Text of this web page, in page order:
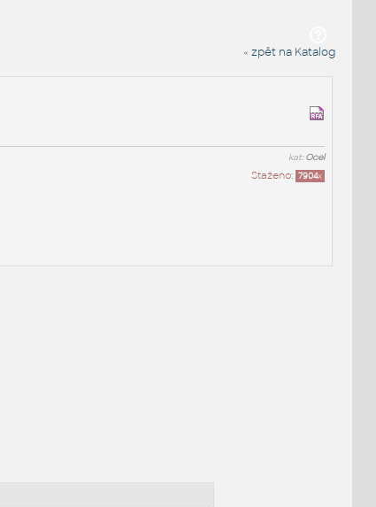
« zpět na Katalog
kat:Ocel
Staženo: 7904x